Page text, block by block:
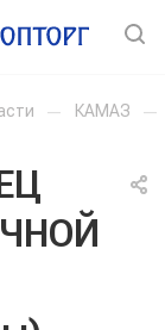
— КАМАЗ —